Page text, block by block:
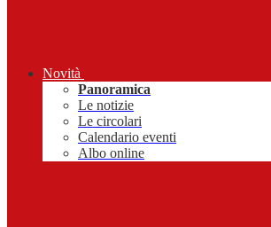
Novità
Panoramica
Le notizie
Le circolari
Calendario eventi
Albo online